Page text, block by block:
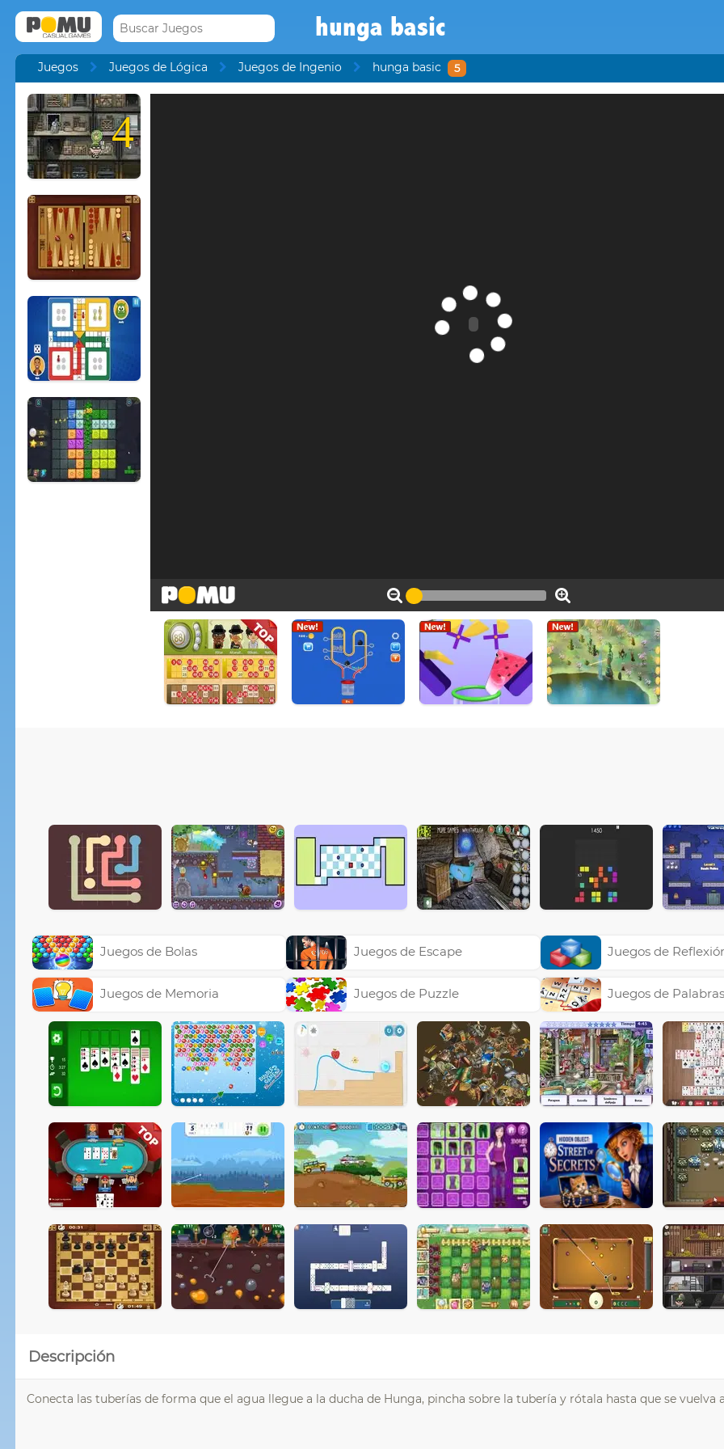
hunga basic
Juegos Juegos de Lógica Juegos de Ingenio hunga basic 5
4
Juegos de Bolas
Juegos de Memoria
Juegos de Escape
Juegos de Puzzle
Juegos de
Juegos de
Descripción
Conecta las tuberías de forma que el agua llegue a la ducha de Hunga, pincha sobre la tubería y rótala hasta que se vuelva